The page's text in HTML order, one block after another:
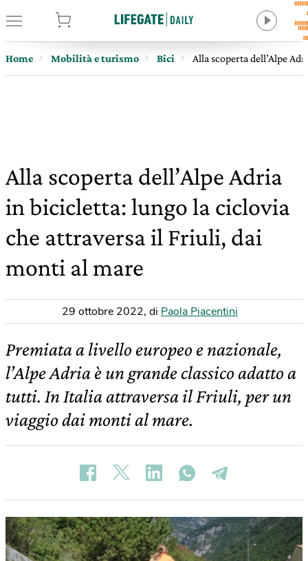
Home Mobilità e turismo Bici Alla scoperta dell’Alpe
Alla scoperta dell’Alpe Adria
in bicicletta: lungo la ciclovia
che attraversa il Friuli, dai
monti al mare
29 ottobre 2022, di Paola Piacentini
Premiata a livello europeo e nazionale,
l’Alpe Adria è un grande classico adatto a
tutti. In Italia attraversa il Friuli, per un
viaggio dai monti al mare.